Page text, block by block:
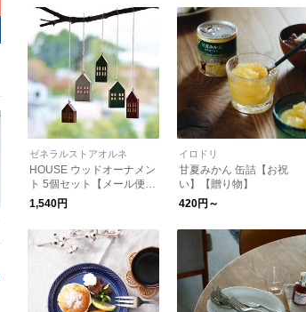
ゼネラルストアオルネ
HOUSE ウッドオーナメン
ト 5個セット【メール便
可】
1,540円
イロドリ
甘夏みかん 缶詰【お祝
い】【贈り物】
420円～